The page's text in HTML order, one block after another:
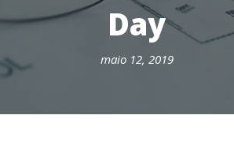
Day
maio 12, 2019